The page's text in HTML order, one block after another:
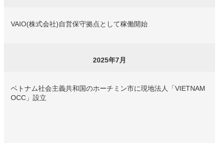
VAIO(株式会社)自営保守拠点として稼働開始
2025年7月
ベトナム社会主義共和国のホーチミン市に現地法人「VIETNAM
OCC」設立